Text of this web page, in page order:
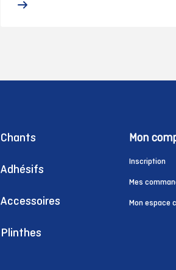
Chants
Adhésifs
Accessoires
Plinthes
Mon
Inscription
Mes
Mon espace